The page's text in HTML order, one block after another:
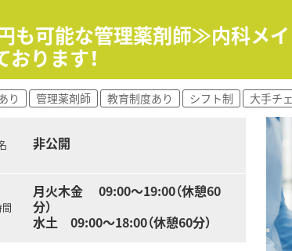
ライベートな時間も有効に活用できる環境です。
休暇を取りやすい風土が社内に根付いています。
しっかりとした休息を確保できる勤務体系です
ャリアアップしていく道もしっかり用意されて
700万円を目指すことも十分に可能です。
ペシャリストとしての成長も会社がバックアップ
も可能な管理薬剤師≫内科メ
ります！
り 管理薬剤師 教育制度あり シフト制 大手チ
非公開
月火木金 09:00～19:00（休憩60
分）
水土 09:00～18:00（休憩60分）